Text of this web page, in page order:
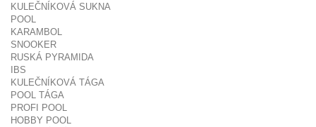
KULEČNÍKOVÁ SUKNA
POOL
KARAMBOL
SNOOKER
RUSKÁ PYRAMIDA
IBS
KULEČNÍKOVÁ TÁGA
POOL TÁGA
PROFI POOL
HOBBY POOL